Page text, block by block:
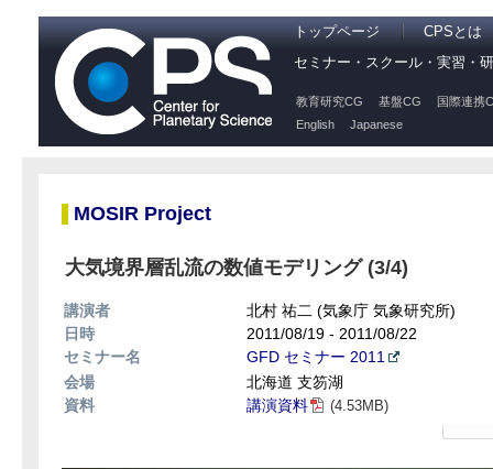
トップページ
CPSとは
セミナー・スクール・実習・
教育研究CG 基盤CG
国際連携
English
Japanese
MOSIR Project
大気境界層乱流の数値モデリング (3/4)
講演者
北村 祐二 (気象庁 気象研究所)
日時
2011/08/19 - 2011/08/22
セミナー名
GFD セミナー 2011
会場
北海道 支笏湖
資料
講演資料 (4.53MB)